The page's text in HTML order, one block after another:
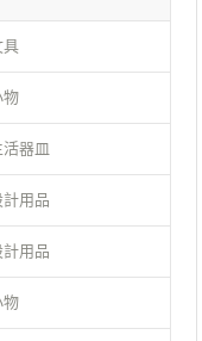
具
物
器皿
計用品
計用品
物